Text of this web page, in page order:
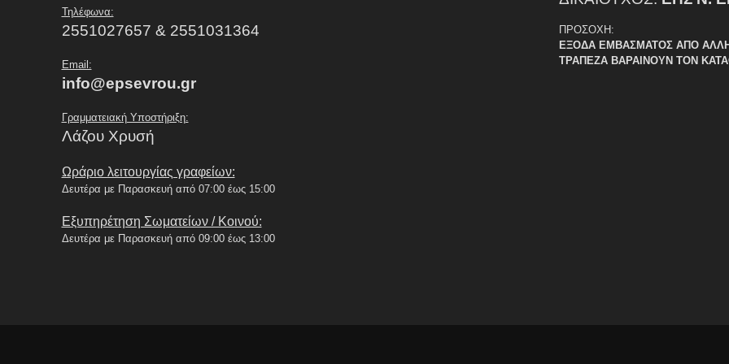
Τηλέφωνα:
2551027657 & 2551031364
Email:
info@epsevrou.gr
Γραμματειακή Υποστήριξη:
Λάζου Χρυσή
Ωράριο λειτουργίας γραφείων:
Δευτέρα με Παρασκευή από 07:00 έως 15:00
Εξυπηρέτηση Σωματείων / Κοινού:
Δευτέρα με Παρασκευή από 09:00 έως 13:00
ΠΡΟΣΟΧΗ:
ΕΞΟΔΑ ΕΜΒΑΣΜΑΤΟΣ ΑΠΟ ΑΛΛΗ
ΤΡΑΠΕΖΑ ΒΑΡΑΙΝΟΥΝ ΤΟΝ